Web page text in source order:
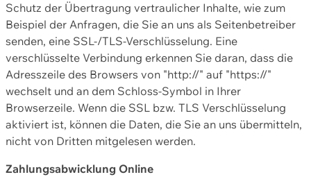
Schutz der Übertragung vertraulicher Inhalte, wie zum
Beispiel der Anfragen, die Sie an uns als Seitenbetreiber
senden, eine SSL-/TLS-Verschlüsselung. Eine
verschlüsselte Verbindung erkennen Sie daran, dass die
Adresszeile des Browsers von "http://" auf "https://"
wechselt und an dem Schloss-Symbol in Ihrer
Browserzeile. Wenn die SSL bzw. TLS Verschlüsselung
aktiviert ist, können die Daten, die Sie an uns übermitteln,
nicht von Dritten mitgelesen werden.
Zahlungsabwicklung Online